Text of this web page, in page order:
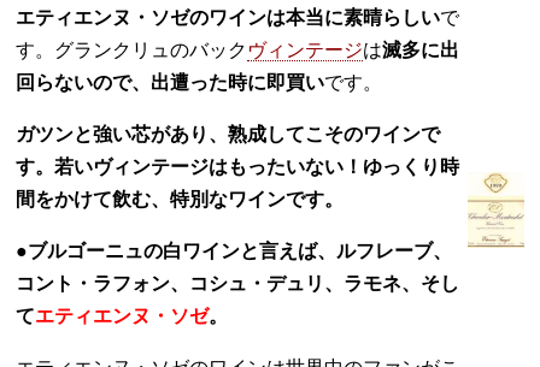
エティエンヌ・ソゼのワインは本当に素晴らしいで
す。グランクリュのバック ヴィンテージは滅多に出
回らないので、出遭った時に即買いです。
ガツンと強い芯があり、熟成してこそのワインで
す。若いヴィンテージはもったいない！ゆっくり時
間をかけて飲む、特別なワインです。
●ブルゴーニュの白ワインと言えば、ルフレーブ、
コント・ラフォン、コシュ・デュリ、ラモネ、そし
てエティエンヌ・ソゼ。